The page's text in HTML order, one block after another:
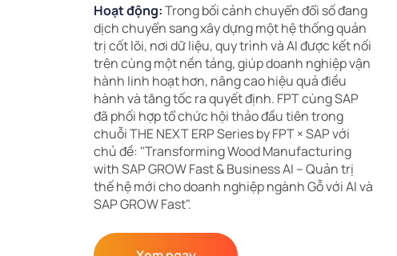
Hoạt động:Trong bối cảnh chuyển đổi số đang
dịch chuyển sang xây dựng một hệ thống quản
trị cốt lõi, nơi dữ liệu, quy trình và AI được kết nối
trên cùng một nền tảng, giúp doanh nghiệp vận
hành linh hoạt hơn, nâng cao hiệu quả điều
hành và tăng tốc ra quyết định. FPT cùng SAP
đã phối hợp tổ chức hội thảo đầu tiên trong
chuỗi THE NEXT ERP Series by FPT × SAP với
chủ đề: "Transforming Wood Manufacturing
with SAP GROW Fast & Business AI – Quản trị
thế hệ mới cho doanh nghiệp ngành Gỗ với AI và
SAP GROW Fast".